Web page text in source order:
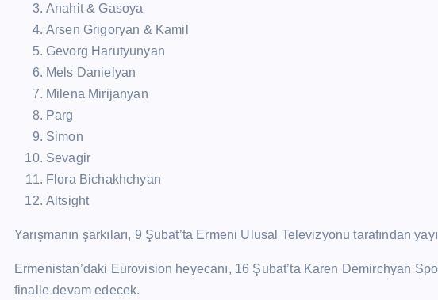
Anahit & Gasoya
Arsen Grigoryan & Kamil
Gevorg Harutyunyan
Mels Danielyan
Milena Mirijanyan
Parg
Simon
Sevagir
Flora Bichakhchyan
Altsight
Yarışmanın şarkıları, 9 Şubat’ta Ermeni Ulusal Televizyonu tarafından
Ermenistan’daki Eurovision heyecanı, 16 Şubat’ta Karen Demirchyan
finalle devam edecek.